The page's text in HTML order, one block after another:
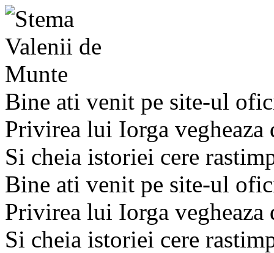
Bine ati venit pe site-ul
Privirea lui Iorga
Si cheia istoriei cere
Bine ati venit pe site-ul
Privirea lui Iorga
Si cheia istoriei cere